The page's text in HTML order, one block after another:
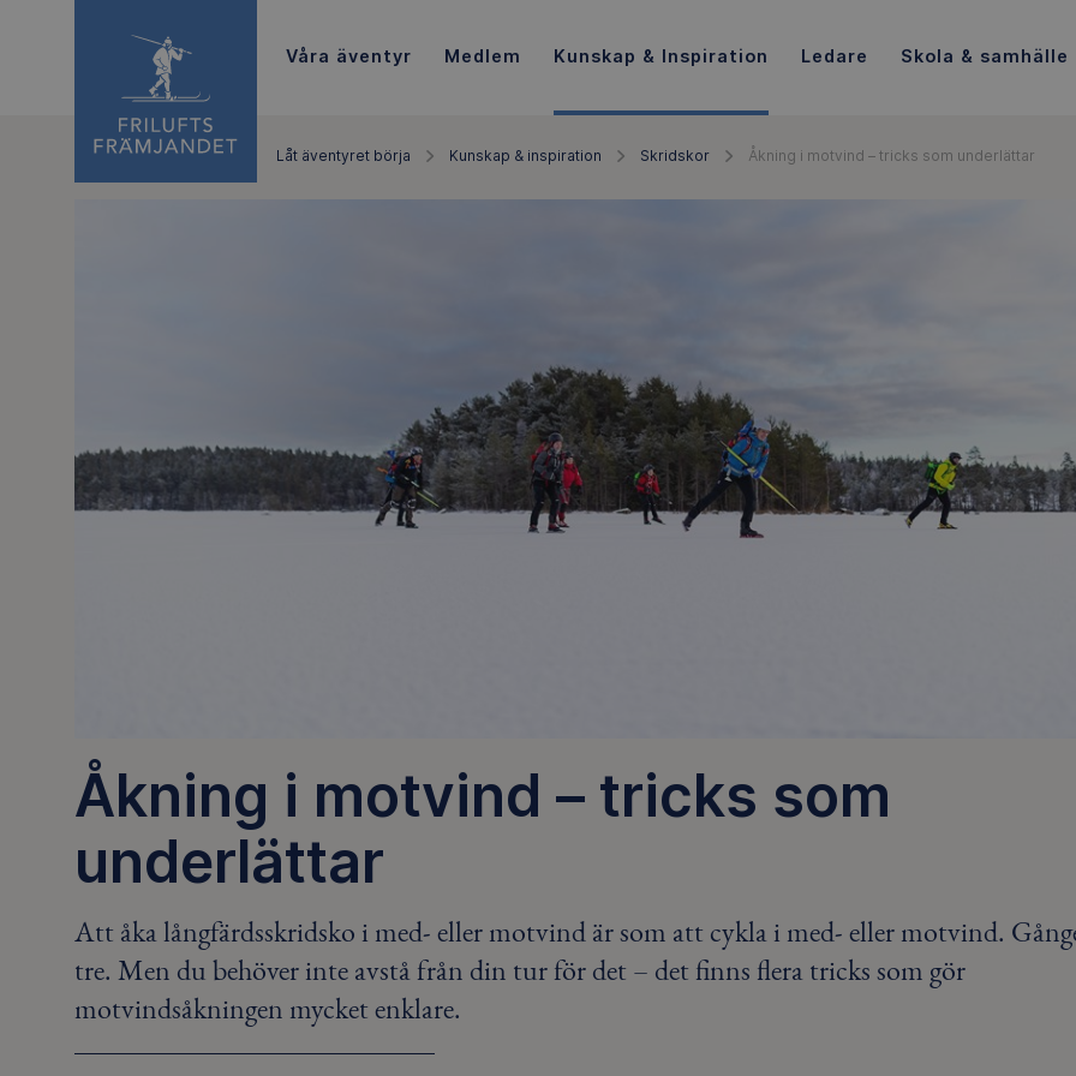
Våra äventyr Medlem Kunskap & Inspiration Ledare Skola & samhälle
Låt äventyret börja Kunskap & inspiration Skridskor Åkning i motvind – tricks som underlättar
Åkning i motvind – tricks som
underlättar
Att åka långfärdsskridsko i med- eller motvind är som att cykla i med- eller motvind.
tre. Men du behöver inte avstå från din tur för det – det finns flera tricks som gör
motvindsåkningen mycket enklare.